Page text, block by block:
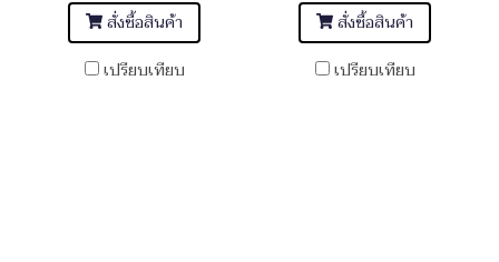
สั่งซื้อสินค้า
เปรียบเทียบ
สั่งซื้อสินค้า
เปรียบเทียบ